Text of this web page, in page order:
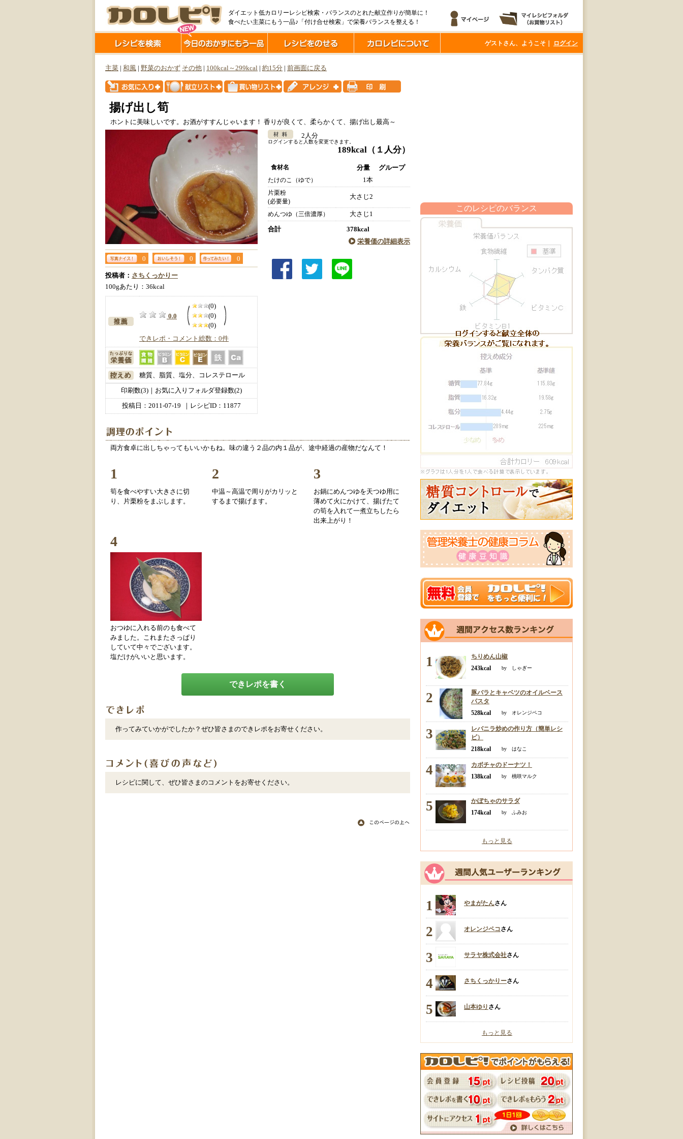
ダイエット低カロリーレシピ検索・バランスのとれた献立作りが簡単に！
食べたい主菜にもう一品♪「付け合せ検索」で栄養バランスを整える！
ゲストさん、ようこそ｜ ログイン
主菜 和風 野菜のおかず その他 100kcal～299kcal 約15分 前画面に戻る
揚げ出し筍
ホントに美味しいです。お酒がすすんじゃいます！ 香りが良くて、柔らかくて、揚げ出し最高～
0 0 0
投稿者： さちくっかりー
100gあたり：36kcal
0.0
(0)
(0)
(0)
できレポ・コメント総数：0件
糖質、脂質、塩分、コレステロール
印刷数(3)｜お気に入りフォルダ登録数(2)
投稿日： 2011-07-19 ｜レシピID：11877
2人分
ログインすると人数を変更できます。
189kcal （１人分）
食材名 分量 グループ
たけのこ（ゆで） 1本
片栗粉
(必要量)
大さじ2
めんつゆ（三倍濃厚） 大さじ1
合計
378kcal
栄養価の詳細表示
両方食卓に出しちゃってもいいかもね。味の違う２品の内１品が、途中経過の産物だなんて！
1
筍を食べやすい大きさに切
り、片栗粉をまぶします。
2
中温～高温で周りがカリッと
するまで揚げます。
3
お鍋にめんつゆを天つゆ用に
薄めて火にかけて、揚げたて
の筍を入れて一煮立ちしたら
出来上がり！
4
おつゆに入れる前のも食べて
みました。これまたさっぱり
していて中々でございます。
塩だけがいいと思います。
できレポを書く
作ってみていかがでしたか？ぜひ皆さまのできレポをお寄せください。
レシピに関して、ぜひ皆さまのコメントをお寄せください。
このレシピのバランス
1
ちりめん山椒
243kcal
by しゃぎー
2
豚バラとキャベツのオイルベース
パスタ
528kcal
by オレンジペコ
3
レバニラ炒めの作り方（簡単レシ
ピ）
218kcal
by はなこ
4
カボチャのドーナツ！
138kcal
by 桃咲マルク
5
かぼちゃのサラダ
174kcal
by ふみお
もっと見る
1 やまがたんさん
2 オレンジペコさん
3 サラヤ株式会社さん
4 さちくっかりーさん
5 山本ゆり さん
もっと見る